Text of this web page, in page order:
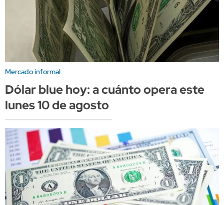
Mercado informal
Dólar blue hoy: a cuánto opera este
lunes 10 de agosto